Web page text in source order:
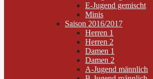
E-Jugend gemischt
Minis
Saison 2016/2017
Herren 1
Herren 2
Damen 1
Damen 2
A-Jugend männlich